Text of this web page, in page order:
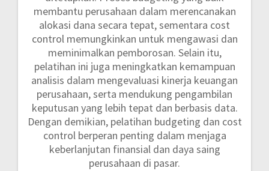
membantu perusahaan dalam merencanakan
alokasi dana secara tepat, sementara cost
control memungkinkan untuk mengawasi dan
meminimalkan pemborosan. Selain itu,
pelatihan ini juga meningkatkan kemampuan
analisis dalam mengevaluasi kinerja keuangan
perusahaan, serta mendukung pengambilan
keputusan yang lebih tepat dan berbasis data.
Dengan demikian, pelatihan budgeting dan cost
control berperan penting dalam menjaga
keberlanjutan finansial dan daya saing
perusahaan di pasar.